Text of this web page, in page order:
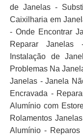
de Janelas -
Caixilharia em
- Onde Encontrar
Reparar
Instalação de
Problemas Na
Janelas - Janela
Encravada -
Alumínio com
Rolamentos
Alumínio -